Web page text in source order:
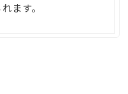
ます。